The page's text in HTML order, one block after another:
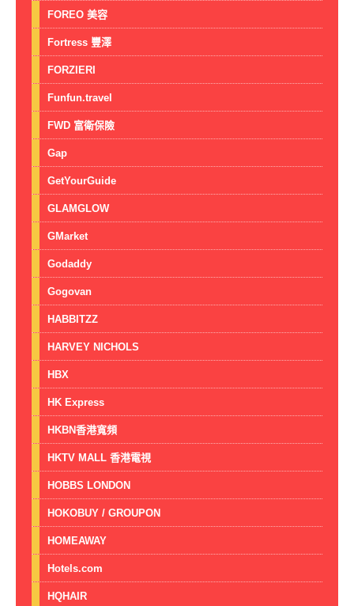
FOREO 美容
Fortress 豐澤
FORZIERI
Funfun.travel
FWD 富衛保險
Gap
GetYourGuide
GLAMGLOW
GMarket
Godaddy
Gogovan
HABBITZZ
HARVEY NICHOLS
HBX
HK Express
HKBN香港寬頻
HKTV MALL 香港電視
HOBBS LONDON
HOKOBUY / GROUPON
HOMEAWAY
Hotels.com
HQHAIR